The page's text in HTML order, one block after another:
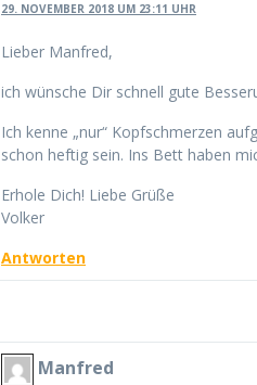
29. NOVEMBER 2018 UM 23:11 UHR
Lieber Manfred,
ich wünsche Dir schnell gute
Ich kenne „nur“ Kopfschmerzen
schon heftig sein. Ins Bett haben
Erhole Dich! Liebe Grüße
Volker
Antworten
Manfred